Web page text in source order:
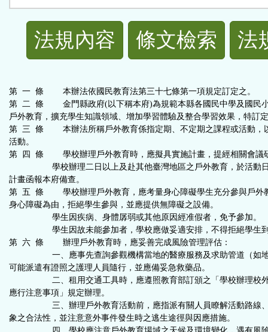
規
功
能
按
鈕
區
法規內容 條文檢索 法
第 一 條 本辦法依國民教育法第三十七條第一項規定訂定之。
第 二 條 金門縣政府(以下稱本府)為規範本縣各國民中學及國民
戶外教育，擴充學生知識領域、增加學習體驗及整合學習效果，特訂
第 三 條 本辦法所稱戶外教育係指定期、不定期之課程或活動，
活動。
第 四 條 學校辦理戶外教育時，應擬具實施計畫，提經相關會議
學校辦理二日以上及赴其他臺灣地區之戶外教育，於活動日
計畫函報本府備查。
第 五 條 學校辦理戶外教育，應考量身心障礙學生充分參與戶外
身心障礙為由，拒絕學生參與，並應提供無障礙之設備。
學生因疾病、身體孱弱或其他原因經准假者，免予參加。
學生因故未能參加者，學校應做妥適安排，不得拒絕學生
第 六 條 辦理戶外教育時，應妥善完成風險管理評估：
一、應事先查詢參觀機構當地的醫療服務及求助管道（如地
可能派遣有證照之護理人員隨行，並應備妥急救藥品。
二、租用交通工具時，應遵照教育部訂頒之「學校辦理校外
應行注意事項」規定辦理。
三、辦理戶外教育活動前，應指派有關人員瞭解活動路線、
象之合法性，並注意意外事件發生時之逃生途徑與因應措施。